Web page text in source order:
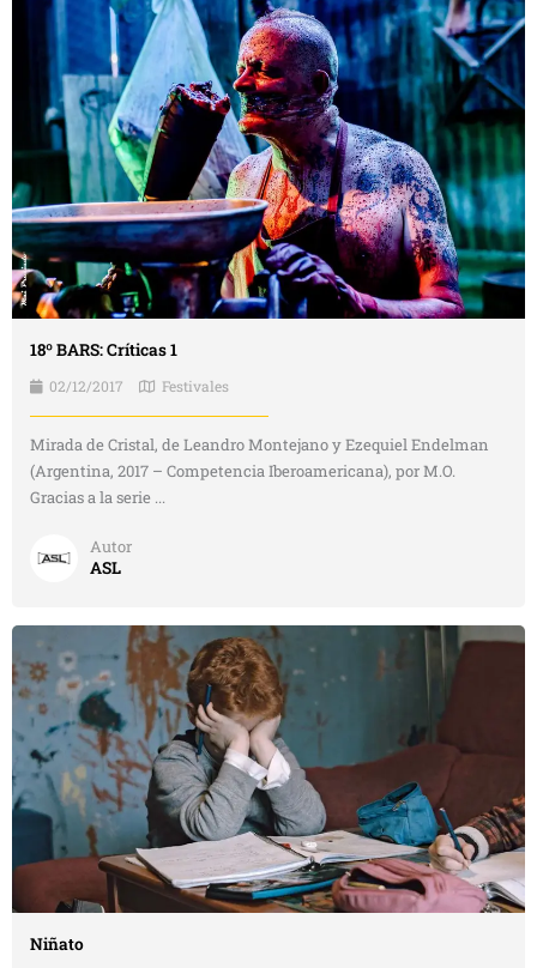
18º BARS: Críticas 1
02/12/2017 Festivales
Mirada de Cristal, de Leandro Montejano y Ezequiel Endelman
(Argentina, 2017 – Competencia Iberoamericana), por M.O.
Gracias a la serie ...
Autor
ASL
Niñato